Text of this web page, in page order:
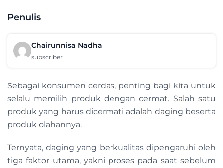
Penulis
Chairunnisa Nadha
subscriber
Sebagai konsumen cerdas, penting bagi kita untuk
selalu memilih produk dengan cermat. Salah satu
produk yang harus dicermati adalah daging beserta
produk olahannya.
Ternyata, daging yang berkualitas dipengaruhi oleh
tiga faktor utama, yakni proses pada saat sebelum